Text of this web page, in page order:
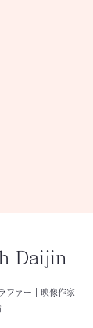
Daijin
ファー｜映像作家